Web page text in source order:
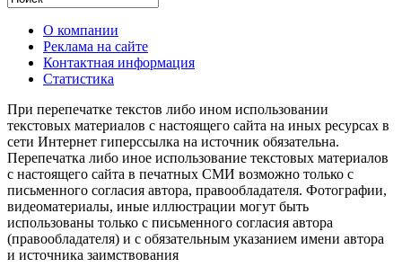
О компании
Реклама на сайте
Контактная информация
Статистика
При перепечатке текстов либо ином использовании
текстовых материалов с настоящего сайта на иных ресурсах в
сети Интернет гиперссылка на источник обязательна.
Перепечатка либо иное использование текстовых материалов
с настоящего сайта в печатных СМИ возможно только с
письменного согласия автора, правообладателя. Фотографии,
видеоматериалы, иные иллюстрации могут быть
использованы только с письменного согласия автора
(правообладателя) и с обязательным указанием имени автора
и источника заимствования